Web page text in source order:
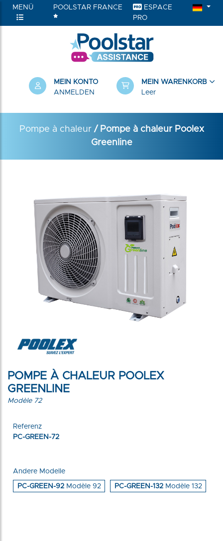
MENÜ POOLSTAR FRANCE
ESPACE
PRO
MEIN KONTO
ANMELDEN
MEIN WARENKORB
Leer
Pompe à chaleur/ Pompe à chaleur Poolex
Greenline
POMPE À CHALEUR POOLEX
GREENLINE
Modèle 72
Referenz
PC-GREEN-72
Andere Modelle
PC-GREEN-92 Modèle 92 PC-GREEN-132 Modèle 132